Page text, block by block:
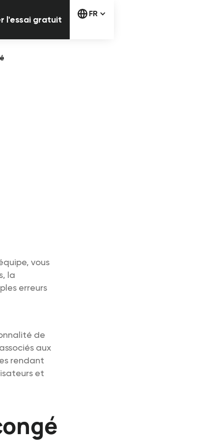
l'essai gratuit
FR
vous
la
erreurs
de
aux
rendant
et